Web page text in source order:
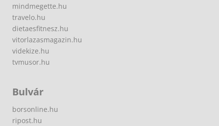
mindmegette.hu
travelo.hu
dietaesfitnesz.hu
vitorlazasmagazin.hu
videkize.hu
tvmusor.hu
Bulvár
borsonline.hu
ripost.hu